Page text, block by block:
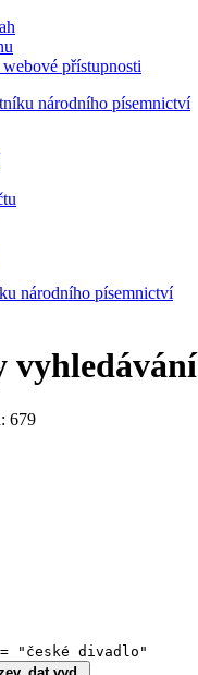
přístupnosti
národního písemnictví
vyhledávání
679
"české divadlo"